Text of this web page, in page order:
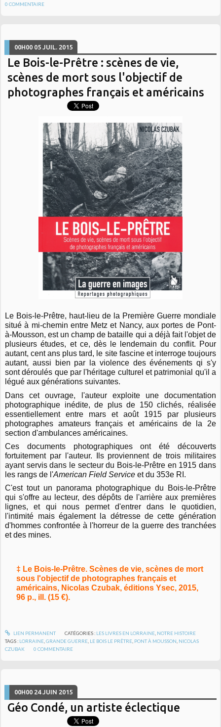
0 COMMENTAIRE
00H00 05 JUIL. 2015
Le Bois-le-Prêtre : scènes de vie,
scènes de mort sous l'objectif de
photographes français et américains
Le Bois-le-Prêtre, haut-lieu de la Première Guerre mondiale
situé à mi-chemin entre Metz et Nancy, aux portes de Pont-
à-Mousson, est un champ de bataille qui a déjà fait l'objet de
plusieurs études, et ce, dès le lendemain du conflit. Pour
autant, cent ans plus tard, le site fascine et interroge toujours
autant, aussi bien par la violence des événements qi s'y
sont déroulés que par l'héritage culturel et patrimonial qu'il a
légué aux générations suivantes.
Dans cet ouvrage, l'auteur exploite une documentation
photographique inédite, de plus de 150 clichés, réalisée
essentiellement entre mars et août 1915 par plusieurs
photographes amateurs français et américains de la 2e
section d'ambulances américaines.
Ces documents photographiques ont été découverts
fortuitement par l'auteur. Ils proviennent de trois militaires
ayant servis dans le secteur du Bois-le-Prêtre en 1915 dans
les rangs de l'American Field Service et du 353e RI.
C'est tout un panorama photographique du Bois-le-Prêtre
qui s'offre au lecteur, des dépôts de l'arrière aux premières
lignes, et qui nous permet d'entrer dans le quotidien,
l'intimité mais également la détresse de cette génération
d'hommes confrontée à l'horreur de la guerre des tranchées
et des mines.
‡ Le Bois-le-Prêtre. Scènes de vie, scènes de mort
sous l'objectif de photographes français et
américains, Nicolas Czubak, éditions Ysec, 2015,
96 p., ill. (15 €).
LIEN PERMANENT CATÉGORIES : LES LIVRES EN LORRAINE, NOTRE HISTOIRE
TAGS : LORRAINE ,GRANDE GUERRE LE BOIS LE PRÊTRE PONT À MOUSSON NICOLAS
CZUBAK
0 COMMENTAIRE
00H00 24 JUIN 2015
Géo Condé, un artiste éclectique